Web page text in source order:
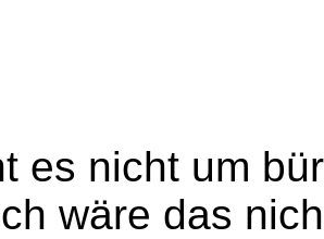
es nicht um
wäre das